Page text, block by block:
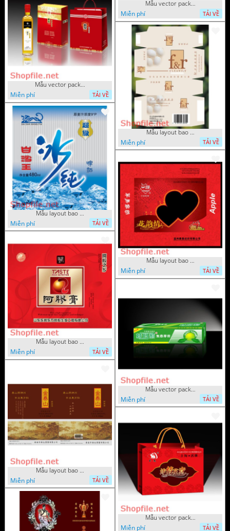
Mẫu vector package rượu ngoại
Miễn phí
TẢI VỀ
Mẫu layout bao bì nước tinh khiết
Miễn phí
TẢI VỀ
Mẫu layout bao bì đẹp
Miễn phí
TẢI VỀ
Mẫu layout bao bì cảnh xưa thôn quê
Miễn phí
TẢI VỀ
Mẫu vector package đẹp
Miễn phí
TẢI VỀ
Mẫu layout bao bì trứng gà ta
Miễn phí
TẢI VỀ
Mẫu layout bao bì hộp đựng
Miễn phí
TẢI VỀ
Mẫu vector package nước giải
Miễn phí
TẢI VỀ
Mẫu vector package sang
Miễn phí
TẢI VỀ